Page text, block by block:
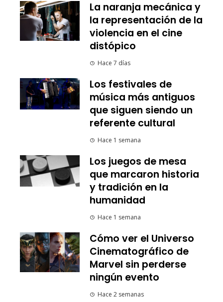
La naranja mecánica y
la representación de la
violencia en el cine
distópico
Hace 7 días
Los festivales de
música más antiguos
que siguen siendo un
referente cultural
Hace 1 semana
Los juegos de mesa
que marcaron historia
y tradición en la
humanidad
Hace 1 semana
Cómo ver el Universo
Cinematográfico de
Marvel sin perderse
ningún evento
Hace 2 semanas